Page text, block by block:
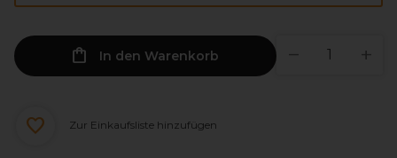
In den Warenkorb
Zur Einkaufsliste hinzufügen